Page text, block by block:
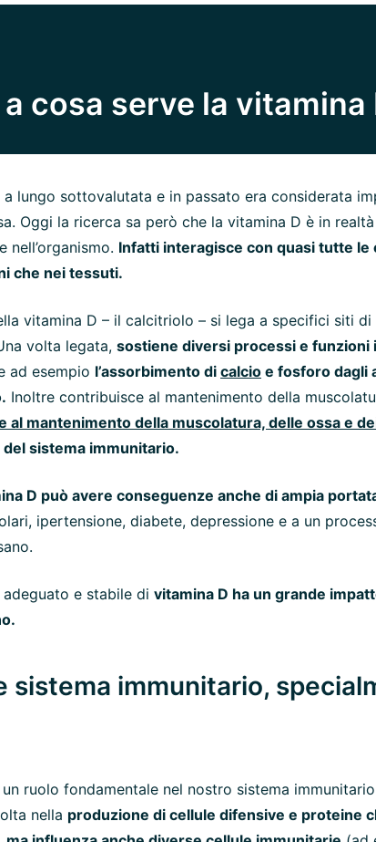
cosa serve la vitamina
a lungo sottovalutata e in passato era considerata
Oggi la ricerca sa però che la vitamina D è in
nell’organismo. Infatti interagisce con quasi tutte le
che nei tessuti.
vitamina D – il calcitriolo – si lega a specifici siti di
volta legata, sostiene diversi processi e funzioni
ad esempio l’assorbimento di calcio e fosforo dagli
Inoltre contribuisce al mantenimento della
al mantenimento della muscolatura, delle ossa e
sistema immunitario.
D può avere conseguenze anche di ampia
ipertensione, diabete, depressione e a un
e stabile di vitamina D ha un grande
sistema immunitario,
ruolo fondamentale nel nostro sistema
nella produzione di cellule difensive e proteine